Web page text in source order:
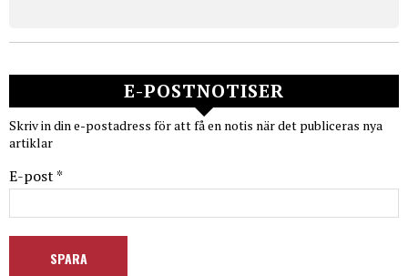
E-POSTNOTISER
Skriv in din e-postadress för att få en notis när det publiceras nya
artiklar
E-post *